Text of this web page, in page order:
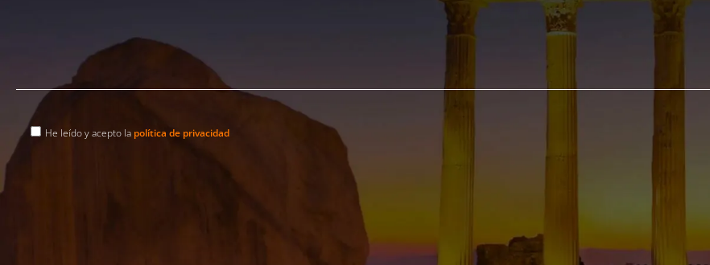
He leído y acepto la política de privacidad